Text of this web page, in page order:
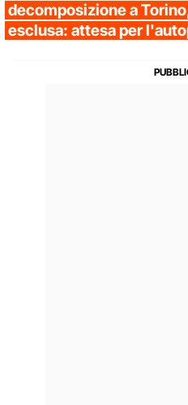
decomposizione a
esclusa: attesa per